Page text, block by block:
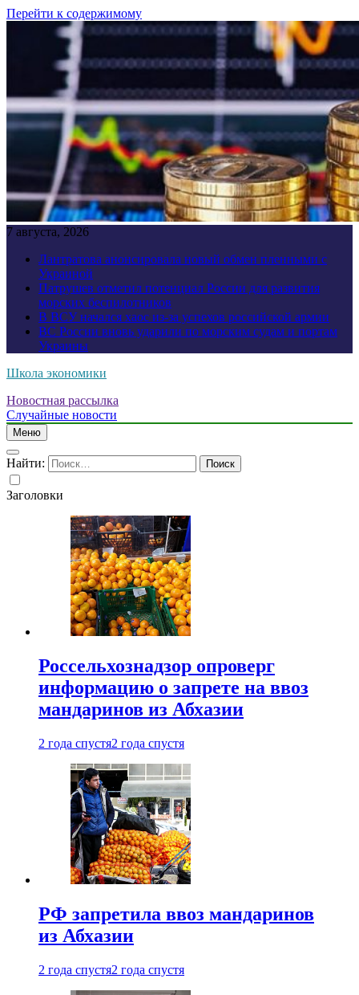
Перейти к содержимому
7 августа, 2026
Лантратова анонсировала новый обмен пленными с
Украиной
Патрушев отметил потенциал России для развития
морских беспилотников
В ВСУ начался хаос из-за успехов российской армии
ВС России вновь ударили по морским судам и портам
Украины
Школа экономики
Новостная рассылка
Случайные новости
Меню
Найти:
Заголовки
Россельхознадзор опроверг
информацию о запрете на ввоз
мандаринов из Абхазии
2 года спустя2 года спустя
РФ запретила ввоз мандаринов
из Абхазии
2 года спустя2 года спустя